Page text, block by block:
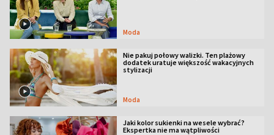
Moda
Nie pakuj połowy walizki. Ten plażowy
dodatek uratuje większość wakacyjnych
stylizacji
Moda
Jaki kolor sukienki na wesele wybrać?
Ekspertka nie ma wątpliwości